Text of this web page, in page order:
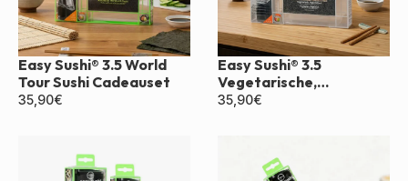
Easy Sushi® 3.5 World
Tour Sushi Cadeauset
35,90€
Easy Sushi® 3.5
Vegetarische,
Veganistische Doos
35,90€